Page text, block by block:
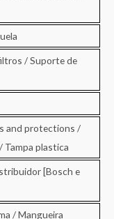
/ Suporte de
and protections /
Tampa plastica
[Bosch e
/ Mangueira